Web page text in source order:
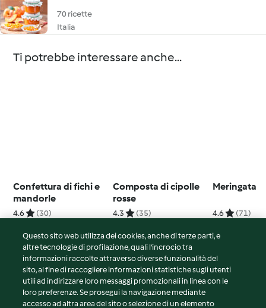
70 ricette
Italia
Ti potrebbe interessare anche...
Confettura di fichi e
mandorle
4.6 (30)
Composta di cipolle
rosse
4.3 (35)
Meringata
4.6 (71)
© Copyright 2026
Termini del servizio
Questo sito web utilizza dei cookies, anche di terze parti, e
altre tecnologie di profilazione, quali l’incrocio tra
informazioni raccolte attraverso diverse funzionalità del
sito, al fine di raccogliere informazioni statistiche sugli utenti
utili ad indirizzare loro messaggi promozionali in linea con le
loro preferenze. Se prosegui la navigazione mediante
accesso ad altra area del sito o selezione di un elemento